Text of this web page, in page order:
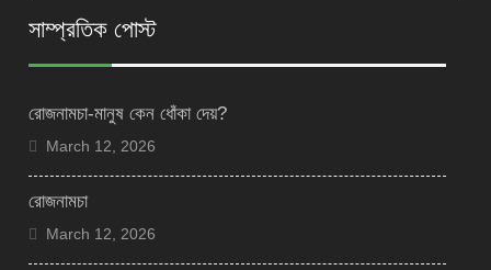
সাম্প্রতিক পোস্ট
রোজনামচা-মানুষ কেন ধোঁকা দেয়?
March 12, 2026
রোজনামচা
March 12, 2026